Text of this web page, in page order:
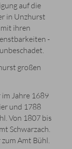
auf die
in Unzhurst
ihren
-
großen
Jahre 1689
und 1788
Von 1807 bis
Schwarzach.
Amt Bühl.